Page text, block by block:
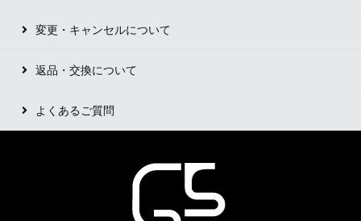
変更・キャンセルについて
返品・交換について
よくあるご質問